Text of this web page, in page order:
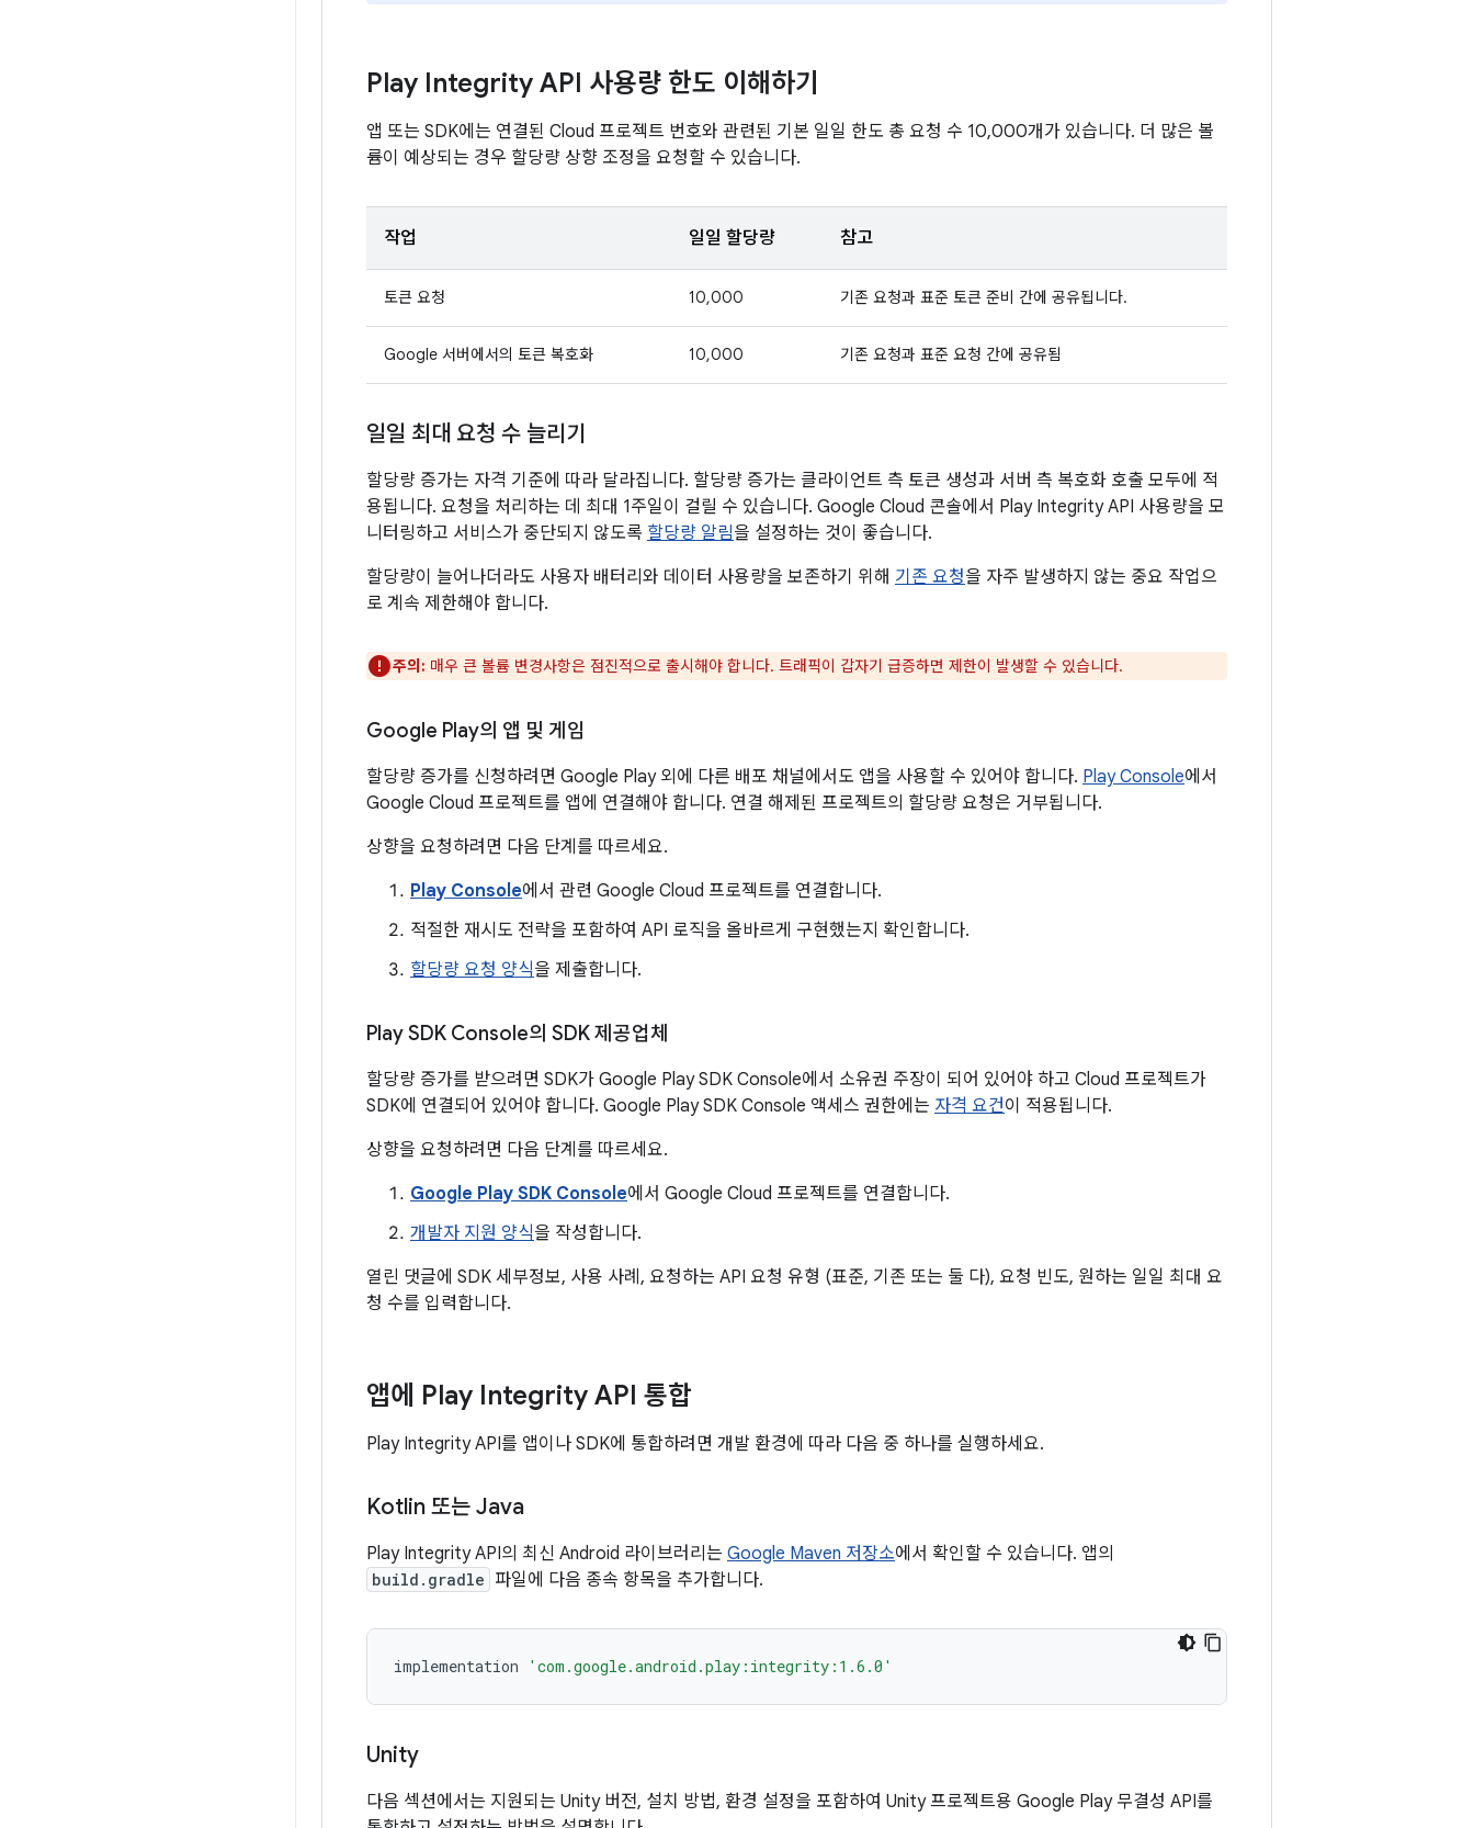
Play Integrity API 사용량 한도 이해하기
앱 또는 SDK에는 연결된 Cloud 프로젝트 번호와 관련된 기본 일일 한도 총 요청 수 10,000개가 있습니다. 더 많은 볼
륨이 예상되는 경우 할당량 상향 조정을 요청할 수 있습니다.
작업 일일 할당량 참고
토큰 요청 10,000 기존 요청과 표준 토큰 준비 간에 공유됩니다.
Google 서버에서의 토큰 복호화 10,000 기존 요청과 표준 요청 간에 공유됨
일일 최대 요청 수 늘리기
할당량 증가는 자격 기준에 따라 달라집니다. 할당량 증가는 클라이언트 측 토큰 생성과 서버 측 복호화 호출 모두에 적
용됩니다. 요청을 처리하는 데 최대 1주일이 걸릴 수 있습니다. Google Cloud 콘솔에서 Play Integrity API 사용량을 모
니터링하고 서비스가 중단되지 않도록 할당량 알림을 설정하는 것이 좋습니다.
할당량이 늘어나더라도 사용자 배터리와 데이터 사용량을 보존하기 위해 기존 요청을 자주 발생하지 않는 중요 작업으
로 계속 제한해야 합니다.
주의: 매우 큰 볼륨 변경사항은 점진적으로 출시해야 합니다. 트래픽이 갑자기 급증하면 제한이 발생할 수 있습니다.
Google Play의 앱 및 게임
할당량 증가를 신청하려면 Google Play 외에 다른 배포 채널에서도 앱을 사용할 수 있어야 합니다. Play Console에서
Google Cloud 프로젝트를 앱에 연결해야 합니다. 연결 해제된 프로젝트의 할당량 요청은 거부됩니다.
상향을 요청하려면 다음 단계를 따르세요.
Play Console에서 관련 Google Cloud 프로젝트를 연결합니다.
적절한 재시도 전략을 포함하여 API 로직을 올바르게 구현했는지 확인합니다.
할당량 요청 양식을 제출합니다.
Play SDK Console의 SDK 제공업체
할당량 증가를 받으려면 SDK가 Google Play SDK Console에서 소유권 주장이 되어 있어야 하고 Cloud 프로젝트가
SDK에 연결되어 있어야 합니다. Google Play SDK Console 액세스 권한에는 자격 요건이 적용됩니다.
상향을 요청하려면 다음 단계를 따르세요.
Google Play SDK Console에서 Google Cloud 프로젝트를 연결합니다.
개발자 지원 양식을 작성합니다.
열린 댓글에 SDK 세부정보, 사용 사례, 요청하는 API 요청 유형 (표준, 기존 또는 둘 다), 요청 빈도, 원하는 일일 최대 요
청 수를 입력합니다.
앱에 Play Integrity API 통합
Play Integrity API를 앱이나 SDK에 통합하려면 개발 환경에 따라 다음 중 하나를 실행하세요.
Kotlin 또는 Java
Play Integrity API의 최신 Android 라이브러리는 Google Maven 저장소에서 확인할 수 있습니다. 앱의
build.gradle 파일에 다음 종속 항목을 추가합니다.
implementation 'com.google.android.play:integrity:1.6.0'
Unity
다음 섹션에서는 지원되는 Unity 버전, 설치 방법, 환경 설정을 포함하여 Unity 프로젝트용 Google Play 무결성 API를